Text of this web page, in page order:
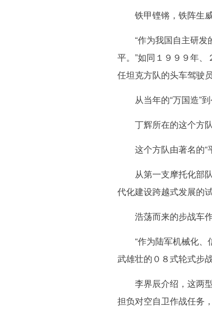
铁甲铿锵，铁阵生威
“作为我国自主研发
平。”如同１９９９年
任坦克方队的头车驾驶员
从当年的“万国造”到
丁辉所在的这个方队
这个方队由著名的“平
从第一支摩托化部队
代化建设跨越式发展的
浩荡而来的步战车作
“作为陆军机械化、
武雄壮的０８式轮式步
李界辰介绍，这两型
担负对空自卫作战任务